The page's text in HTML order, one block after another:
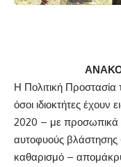
Η Πολιτική
όσοι ιδιοκτήτες έχουν
2020 – με προσωπικά
αυτοφυούς βλάστησης
καθαρισμό –